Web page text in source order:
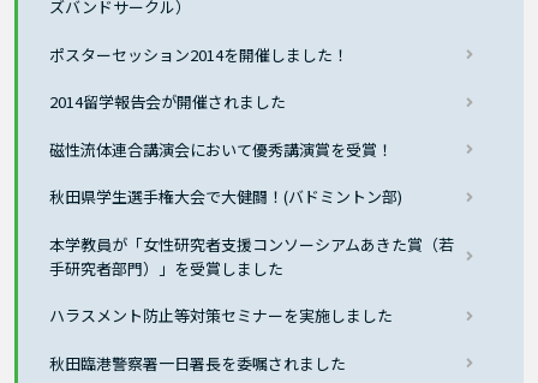
ズバンドサークル）
ポスターセッション2014を開催しました！
2014留学報告会が開催されました
磁性流体連合講演会において優秀講演賞を受賞！
秋田県学生選手権大会で大健闘！(バドミントン部)
本学教員が「女性研究者支援コンソーシアムあきた賞（若
手研究者部門）」を受賞しました
ハラスメント防止等対策セミナーを実施しました
秋田臨港警察署一日署長を委嘱されました